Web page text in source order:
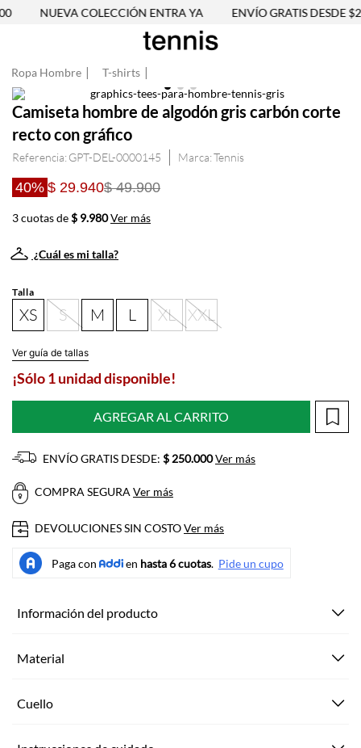
NUEVA COLECCIÓN ENTRA YA ENVÍO GRATIS DESDE
Ropa Hombre T-shirts
Camiseta hombre de algodón gris carbón corte
recto con gráfico
Referencia: GPT-DEL-0000145 Tennis
40% $ 29.940$ 49.900
3 cuotas de$ 9.980Ver más
¿Cuál es mi talla?
Talla
XS S M L XL XXL
Ver guía de tallas
¡Sólo 1 unidad disponible!
AGREGAR AL CARRITO
ENVÍO GRATIS DESDE: $ 250.000Ver más
COMPRA SEGURA Ver más
DEVOLUCIONES SIN COSTOVer más
Información del producto
Material
Cuello